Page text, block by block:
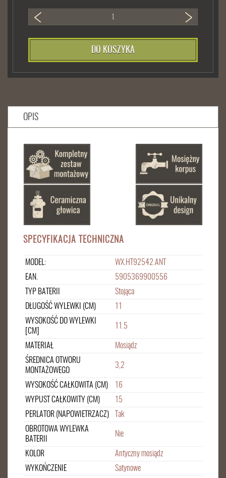
DO KOSZYKA
OPIS
SPECYFIKACJA TECHNICZNA
MODEL:
WX.HT92542.ANT
EAN.
5905369900556
TYP BATERII
Stojąca
DŁUGOŚĆ WYLEWKI (CM)
11
WYSOKOŚĆ DO WYLEWKI
[CM]
11.5
MATERIAŁ
Mosiądz
ŚREDNICA OTWORU
MONTAŻOWEGO
3,2
WYSOKOŚĆ CAŁKOWITA (CM)
16
WYPUST CAŁKOWITY (CM)
15
PERLATOR (NAPOWIETRZACZ)
Tak
OBROTOWA WYLEWKA
BATERII
Nie
KOLOR
Antyczny mosiądz
WYKOŃCZENIE
Satynowe